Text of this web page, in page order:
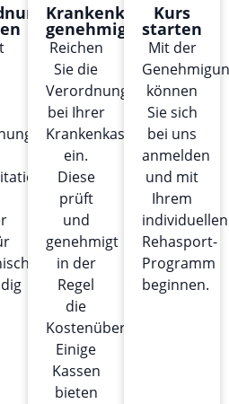
Krankenkasse
genehmigt
Reichen
Sie die
Verordnung
bei Ihrer
Krankenkasse
ein.
Diese
prüft
und
genehmigt
in der
Regel
die
Kostenübernahme.
Einige
Kassen
bieten
Kurs
starten
Mit der
können
Sie sich
bei uns
anmelden
und mit
Ihrem
individuellen
Rehasport-
Programm
beginnen.